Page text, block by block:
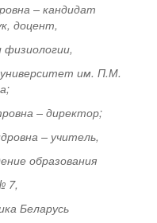
– кандидат
доцент,
им. П.М.
– директор;
– учитель,
образования
7,
Беларусь